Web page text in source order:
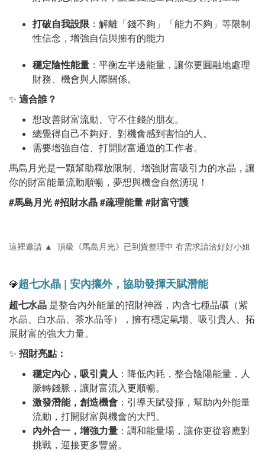
打破自我設限 ：解離「錢不夠」「能力不夠」等限制
性信念，增強自信與擁有的能力
穩定陰性能量 ：平衡左半邊能量，讓你更圓融地處理
財務、機會與人際關係。
✨ 適合誰？
想改善財富流動、守不住錢的朋友。
總覺得自己不夠好、對機會感到害怕的人。
需要增強自信、打開財富通道的工作者。
馬島月光是一顆幫助釋放限制、增強財富吸引力的水晶，讓
你的財富能量流動順暢，夢想與機會自然湧現！
#馬島月光 #招財水晶 #疏理能量 #財富守護
這裡邀請 ▲ 頂級《馬島月光》已到貨整理中 有需求請洽好好小姐
💎超七水晶 | 安內攘外，協助發揮天賦潛能
超七水晶 是整合內外能量的招財神器，內含七種晶礦（紫
水晶、白水晶、茶水晶等），擁有穩定氣場、吸引貴人、拓
展財富的強大力量。
✨ 招財亮點：
穩定內心，吸引貴人 ：降低內耗，整合陰陽能量，人
脈轉錢脈，讓財富流入更順暢。
激發潛能，創造機會 ：引導天賦發揮，幫助內外能量
流動，打開財富與機會的大門。
內外合一，增強力量 ：調和能量場，讓你更從容應對
挑戰，迎接更多豐盛。